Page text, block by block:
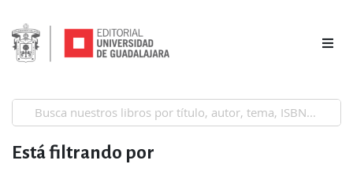
Está filtrando por